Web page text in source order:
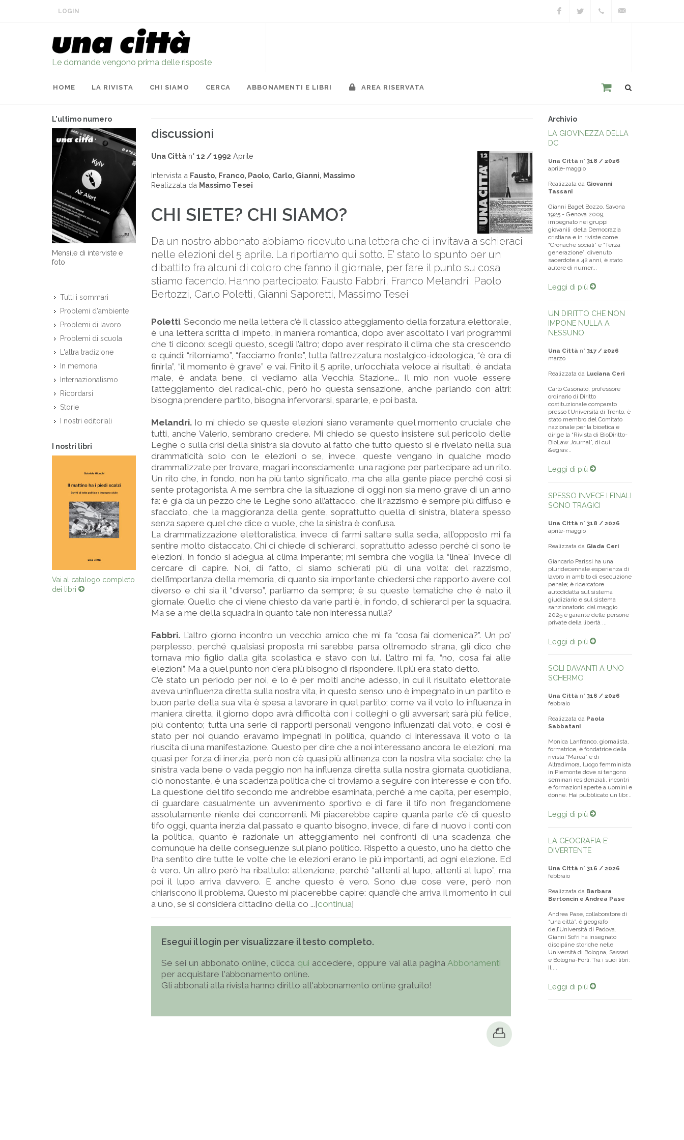
LOGIN
Le domande vengono prima delle risposte
HOME LA RIVISTA CHI SIAMO CERCA ABBONAMENTI E LIBRI AREA RISERVATA
L'ultimo numero
Mensile di interviste e
foto
Tutti i sommari
Problemi d'ambiente
Problemi di lavoro
Problemi di scuola
L'altra tradizione
In memoria
Internazionalismo
Ricordarsi
Storie
I nostri editoriali
I nostri libri
Vai al catalogo completo
dei libri
discussioni
Una Città n° 12 / 1992 Aprile
Intervista a Fausto, Franco, Paolo, Carlo, Gianni, Massimo
Realizzata da Massimo Tesei
CHI SIETE? CHI SIAMO?
Da un nostro abbonato abbiamo ricevuto una lettera che ci invitava a schieraci
nelle elezioni del 5 aprile. La riportiamo qui sotto. E' stato lo spunto per un
dibattito fra alcuni di coloro che fanno il giornale, per fare il punto su cosa
stiamo facendo. Hanno partecipato: Fausto Fabbri, Franco Melandri, Paolo
Bertozzi, Carlo Poletti, Gianni Saporetti, Massimo Tesei
Poletti. Secondo me nella lettera c’è il classico atteggiamento della forzatura elettorale,
è una lettera scritta di impeto, in maniera romantica, dopo aver ascoltato i vari programmi
che ti dicono: scegli questo, scegli l’altro; dopo aver respirato il clima che sta crescendo
e quindi: “ritorniamo”, “facciamo fronte”, tutta l’attrezzatura nostalgico-ideologica, “è ora di
finirla”, “il momento è grave” e vai. Finito il 5 aprile, un’occhiata veloce ai risultati, è andata
male, è andata bene, ci vediamo alla Vecchia Stazione... Il mio non vuole essere
l’atteggiamento del radical-chic, però ho questa sensazione, anche parlando con altri:
bisogna prendere partito, bisogna infervorarsi, spararle, e poi basta.
Melandri. Io mi chiedo se queste elezioni siano veramente quel momento cruciale che
tutti, anche Valerio, sembrano credere. Mi chiedo se questo insistere sul pericolo delle
Leghe o sulla crisi della sinistra sia dovuto al fatto che tutto questo si è rivelato nella sua
drammaticità solo con le elezioni o se, invece, queste vengano in qualche modo
drammatizzate per trovare, magari inconsciamente, una ragione per partecipare ad un rito.
Un rito che, in fondo, non ha più tanto significato, ma che alla gente piace perché così si
sente protagonista. A me sembra che la situazione di oggi non sia meno grave di un anno
fa: è già da un pezzo che le Leghe sono all’attacco, che il razzismo è sempre più diffuso e
sfacciato, che la maggioranza della gente, soprattutto quella di sinistra, blatera spesso
senza sapere quel che dice o vuole, che la sinistra è confusa.
La drammatizzazione elettoralistica, invece di farmi saltare sulla sedia, all’opposto mi fa
sentire molto distaccato. Chi ci chiede di schierarci, soprattutto adesso perché ci sono le
elezioni, in fondo si adegua al clima imperante; mi sembra che voglia la “linea” invece di
cercare di capire. Noi, di fatto, ci siamo schierati più di una volta: del razzismo,
dell’importanza della memoria, di quanto sia importante chiedersi che rapporto avere col
diverso e chi sia il “diverso”, parliamo da sempre; è su queste tematiche che è nato il
giornale. Quello che ci viene chiesto da varie parti è, in fondo, di schierarci per la squadra.
Ma se a me della squadra in quanto tale non interessa nulla?
Fabbri. L’altro giorno incontro un vecchio amico che mi fa “cosa fai domenica?”. Un po’
perplesso, perché qualsiasi proposta mi sarebbe parsa oltremodo strana, gli dico che
tornava mio figlio dalla gita scolastica e stavo con lui. L’altro mi fa, “no, cosa fai alle
elezioni”. Ma a quel punto non c’era più bisogno di rispondere. Il più era stato detto.
C’è stato un periodo per noi, e lo è per molti anche adesso, in cui il risultato elettorale
aveva un’influenza diretta sulla nostra vita, in questo senso: uno è impegnato in un partito e
buon parte della sua vita è spesa a lavorare in quel partito; come va il voto lo influenza in
maniera diretta, il giorno dopo avrà difficoltà con i colleghi o gli avversari; sarà più felice,
più contento; tutta una serie di rapporti personali vengono influenzati dal voto, e così è
stato per noi quando eravamo impegnati in politica, quando ci interessava il voto o la
riuscita di una manifestazione. Questo per dire che a noi interessano ancora le elezioni, ma
quasi per forza di inerzia, però non c’è quasi più attinenza con la nostra vita sociale: che la
sinistra vada bene o vada peggio non ha influenza diretta sulla nostra giornata quotidiana,
ciò nonostante, è una scadenza politica che ci troviamo a seguire con interesse e con tifo.
La questione del tifo secondo me andrebbe esaminata, perché a me capita, per esempio,
di guardare casualmente un avvenimento sportivo e di fare il tifo non fregandomene
assolutamente niente dei concorrenti. Mi piacerebbe capire quanta parte c’è di questo
tifo oggi, quanta inerzia dal passato e quanto bisogno, invece, di fare di nuovo i conti con
la politica, quanto è razionale un atteggiamento nei confronti di una scadenza che
comunque ha delle conseguenze sul piano politico. Rispetto a questo, uno ha detto che
l’ha sentito dire tutte le volte che le elezioni erano le più importanti, ad ogni elezione. Ed
è vero. Un altro però ha ribattuto: attenzione, perché “attenti al lupo, attenti al lupo”, ma
poi il lupo arriva davvero. E anche questo è vero. Sono due cose vere, però non
chiariscono il problema. Questo mi piacerebbe capire: quand’è che arriva il momento in cui
a uno, se si considera cittadino della co ...[continua]
Esegui il login per visualizzare il testo completo.
Se sei un abbonato online, clicca qui accedere, oppure vai alla pagina Abbonamenti
per acquistare l'abbonamento online.
Gli abbonati alla rivista hanno diritto all'abbonamento online gratuito!
Archivio
LA GIOVINEZZA DELLA
DC
Una Città n° 318 / 2026
aprile-maggio
Realizzata da Giovanni
Tassani
Gianni Baget Bozzo, Savona
1925 - Genova 2009,
impegnato nei gruppi
giovanili della Democrazia
cristiana e in riviste come
“Cronache sociali” e “Terza
generazione”, divenuto
sacerdote a 42 anni, è stato
autore di numer...
Leggi di più
UN DIRITTO CHE NON
IMPONE NULLA A
NESSUNO
Una Città n° 317 / 2026
marzo
Realizzata da Luciana Ceri
Carlo Casonato, professore
ordinario di Diritto
costituzionale comparato
presso l’Università di Trento, è
stato membro del Comitato
nazionale per la bioetica e
dirige la “Rivista di BioDiritto-
BioLaw Journal”, di cui
&egrav...
Leggi di più
SPESSO INVECE I FINALI
SONO TRAGICI
Una Città n° 318 / 2026
aprile-maggio
Realizzata da Giada Ceri
Giancarlo Parissi ha una
pluridecennale esperienza di
lavoro in ambito di esecuzione
penale; è ricercatore
autodidatta sul sistema
giudiziario e sul sistema
sanzionatorio; dal maggio
2025 è garante delle persone
private della libertà ...
Leggi di più
SOLI DAVANTI A UNO
SCHERMO
Una Città n° 316 / 2026
febbraio
Realizzata da Paola
Sabbatani
Monica Lanfranco, giornalista,
formatrice, è fondatrice della
rivista “Marea” e di
Altradimora, luogo femminista
in Piemonte dove si tengono
seminari residenziali, incontri
e formazioni aperte a uomini e
donne. Hai pubblicato un libr...
Leggi di più
LA GEOGRAFIA E'
DIVERTENTE
Una Città n° 316 / 2026
febbraio
Realizzata da Barbara
Bertoncin e Andrea Pase
Andrea Pase, collaboratore di
“una città”, è geografo
dell’Università di Padova.
Gianni Sofri ha insegnato
discipline storiche nelle
Università di Bologna, Sassari
e Bologna-Forlì. Tra i suoi libri:
Il ...
Leggi di più